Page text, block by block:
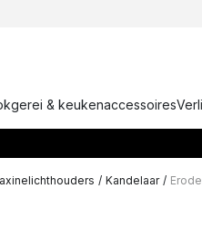
& keukenaccessoires
/ Kandelaar /